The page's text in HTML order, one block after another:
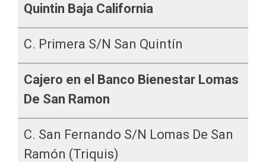
Quintin Baja California
C. Primera S/n San Quintín
Cajero en el Banco Bienestar Lomas
De San Ramon
C. San Fernando S/n Lomas De San
Ramón (Triquis)